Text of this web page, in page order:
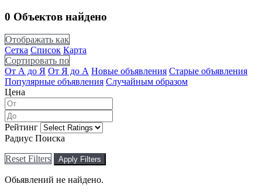
0 Объектов найдено
Отображать как
Сетка Список Карта
Сортировать по
От А до Я От Я до А Новые объявления Старые объявления
Популярные объявления Случайным образом
Цена
Рейтинг
Радиус Поиска
Reset Filters Apply Filters
Обьявлений не найдено.